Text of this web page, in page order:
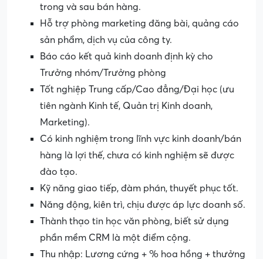
trong và sau bán hàng.
Hỗ trợ phòng marketing đăng bài, quảng cáo
sản phẩm, dịch vụ của công ty.
Báo cáo kết quả kinh doanh định kỳ cho
Trưởng nhóm/Trưởng phòng
Tốt nghiệp Trung cấp/Cao đẳng/Đại học (ưu
tiên ngành Kinh tế, Quản trị Kinh doanh,
Marketing).
Có kinh nghiệm trong lĩnh vực kinh doanh/bán
hàng là lợi thế, chưa có kinh nghiệm sẽ được
đào tạo.
Kỹ năng giao tiếp, đàm phán, thuyết phục tốt.
Năng động, kiên trì, chịu được áp lực doanh số.
Thành thạo tin học văn phòng, biết sử dụng
phần mềm CRM là một điểm cộng.
Thu nhập: Lương cứng + % hoa hồng + thưởng